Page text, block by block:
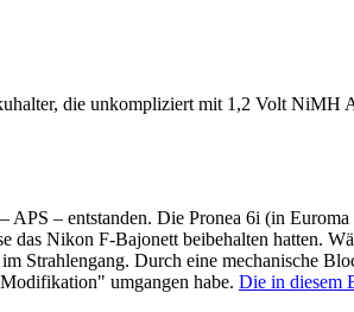
die unkompliziert mit 1,2 Volt NiMH
– entstanden. Die Pronea 6i (in
Nikon F-Bajonett beibehalten hatten.
Strahlengang. Durch eine mechanische
umgangen habe. Die in diesem